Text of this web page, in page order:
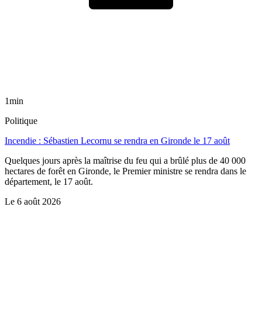
1min
Politique
Incendie : Sébastien Lecornu se rendra en Gironde le 17 août
Quelques jours après la maîtrise du feu qui a brûlé plus de 40 000
hectares de forêt en Gironde, le Premier ministre se rendra dans le
département, le 17 août.
Le 6 août 2026